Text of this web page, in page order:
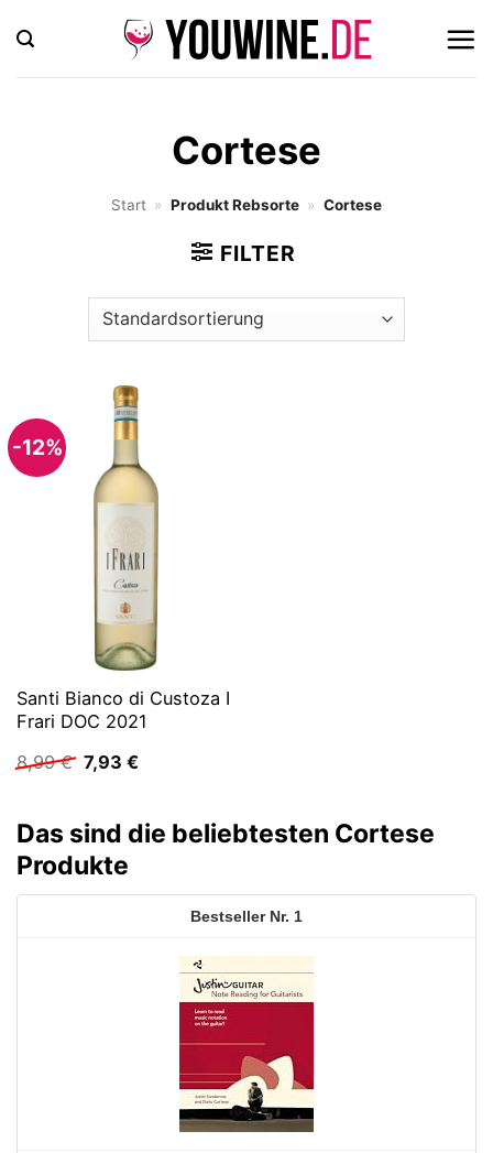
Inhalt
springen
Cortese
Start » Produkt Rebsorte » Cortese
FILTER
-12%
Santi Bianco di Custoza I
Frari DOC 2021
8,99€ Ursprünglicher
Preis
7,93 €Aktueller
Das sind die beliebtesten Cortese
Produkte
1